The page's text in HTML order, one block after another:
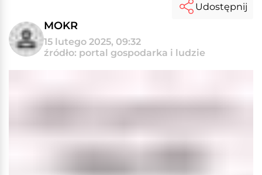
MOKR
15 lutego 2025, 09:32
źródło: portal gospodarka i ludzie
Udostępnij